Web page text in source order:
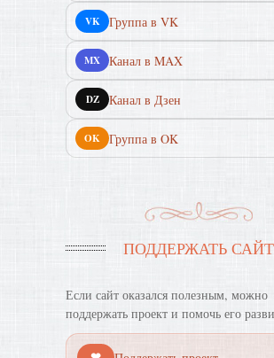
VK Группа в VK
MX Канал в MAX
DZ Канал в Дзен
OK Группа в OK
ПОДДЕРЖАТЬ САЙТ
Если сайт оказался полезным, можно
поддержать проект и помочь его